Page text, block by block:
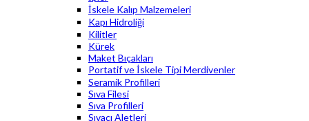
İskele Kalıp Malzemeleri
Kapı Hidroliği
Kilitler
Kürek
Maket Bıçakları
Portatif ve İskele Tipi Merdivenler
Seramik Profilleri
Sıva Filesi
Sıva Profilleri
Sıvacı Aletleri